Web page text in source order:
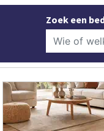
Zoek een